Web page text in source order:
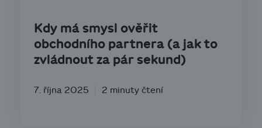
Kdy má smysl ověřit
obchodního partnera (a jak to
zvládnout za pár sekund)
7. října 2025 2 minuty čtení